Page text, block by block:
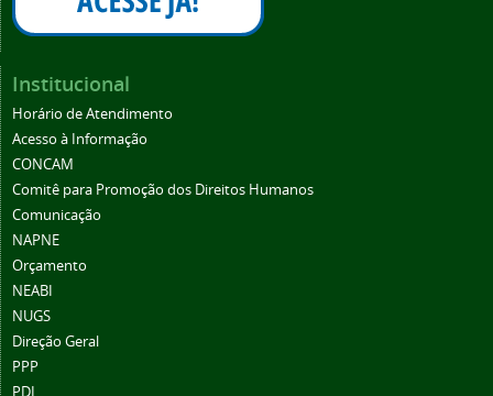
Institucional
Horário de Atendimento
Acesso à Informação
CONCAM
Comitê para Promoção dos Direitos Humanos
Comunicação
NAPNE
Orçamento
NEABI
NUGS
Direção Geral
PPP
PDI